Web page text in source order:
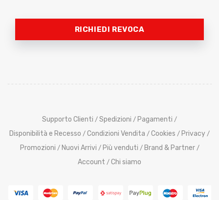
RICHIEDI REVOCA
Supporto Clienti / Spedizioni / Pagamenti /
Disponibilità e Recesso / Condizioni Vendita / Cookies / Privacy /
Promozioni / Nuovi Arrivi / Più venduti / Brand & Partner /
Account / Chi siamo